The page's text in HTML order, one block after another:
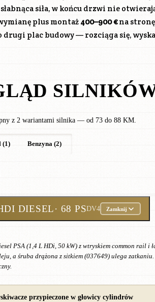
słabnąca siła, w końcu drzwi nie
plus montaż 400–900 €na
plac budowy — rozciąga się,
z 2 wariantami silnika — od 73 do 88 KM.
(1) Benzyna (2)
DIESEL· 68 PSDV4 Zamknij
PSA (1,4 L HDi, 50 kW) z wtryskiem common rail i
a śruba drążona z sitkiem (037649) ulega
przypieczone w głowicy cylindrów